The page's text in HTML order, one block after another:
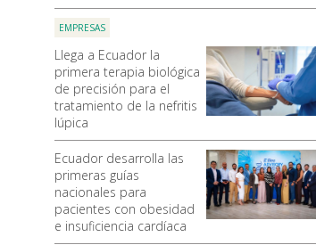
EMPRESAS
Llega a Ecuador la
primera terapia biológica
de precisión para el
tratamiento de la nefritis
lúpica
Ecuador desarrolla las
primeras guías
nacionales para
pacientes con obesidad
e insuficiencia cardíaca